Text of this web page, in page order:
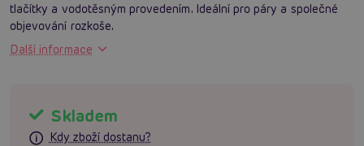
tlačítky a vodotěsným provedením. Ideální pro páry a společné
objevování rozkoše.
Další informace
Skladem
Kdy zboží dostanu?